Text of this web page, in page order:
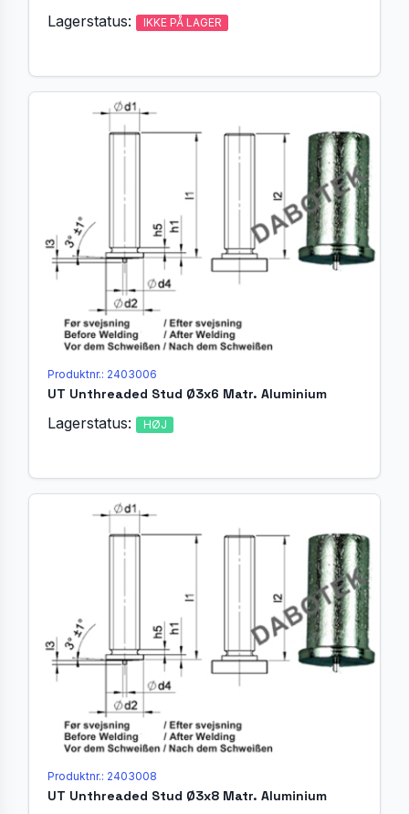
Lagerstatus: IKKE PÅ LAGER
Produktnr.: 2403006
UT Unthreaded Stud Ø3x6 Matr. Aluminium
Lagerstatus: HØJ
Produktnr.: 2403008
UT Unthreaded Stud Ø3x8 Matr. Aluminium